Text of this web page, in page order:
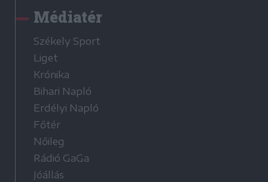
Médiatér
Székely Sport
Liget
Krónika
Bihari Napló
Erdélyi Napló
Főtér
Nőileg
Rádió GaGa
Jóállás